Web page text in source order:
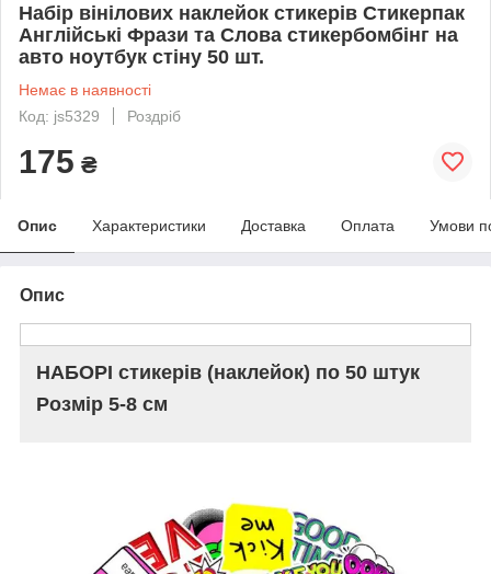
Набір вінілових наклейок стикерів Стикерпак
Англійські Фрази та Слова стикербомбінг на
авто ноутбук стіну 50 шт.
Немає в наявності
Код: js5329
Роздріб
175 ₴
Опис Характеристики Доставка Оплата Умови
Опис
НАБОРІ стикерів (наклейок) по 50 штук
Розмір 5-8 см